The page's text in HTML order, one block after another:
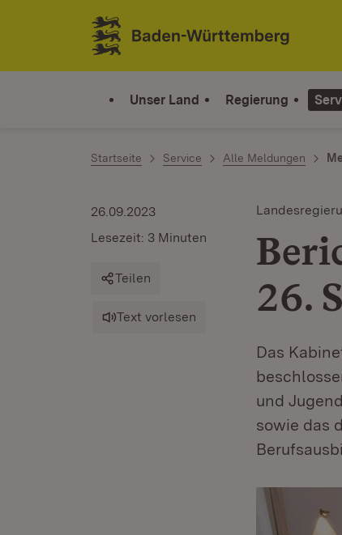
Zum Inhalt springen
Link zur Startseite
Unser Land Regierung
Startseite Service Alle Meldungen
26.
Das
und
sowie das
26.09.2023
Lesezeit: 3 Minuten
Teilen
Text vorlesen